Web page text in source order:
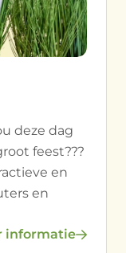
deze dag
feest???
en
en
informatie